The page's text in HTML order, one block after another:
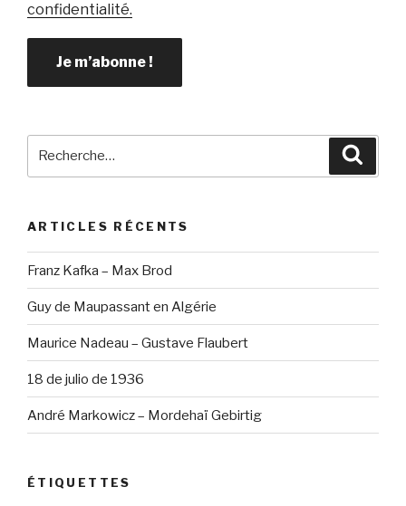
confidentialité.
ARTICLES RÉCENTS
Franz Kafka – Max Brod
Guy de Maupassant en Algérie
Maurice Nadeau – Gustave Flaubert
18 de julio de 1936
André Markowicz – Mordehaï Gebirtig
ÉTIQUETTES